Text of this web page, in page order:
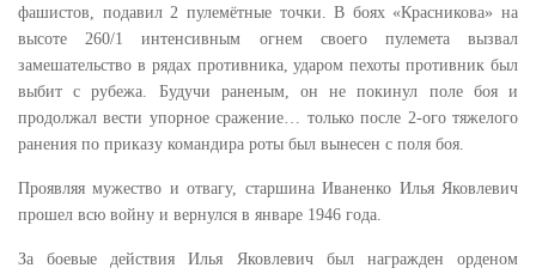
фашистов, подавил 2 пулемётные точки. В боях «Красникова» на
высоте 260/1 интенсивным огнем своего пулемета вызвал
замешательство в рядах противника, ударом пехоты противник был
выбит с рубежа. Будучи раненым, он не покинул поле боя и
продолжал вести упорное сражение… только после 2-ого тяжелого
ранения по приказу командира роты был вынесен с поля боя.
Проявляя мужество и отвагу, старшина Иваненко Илья Яковлевич
прошел всю войну и вернулся в январе 1946 года.
За боевые действия Илья Яковлевич был награжден орденом